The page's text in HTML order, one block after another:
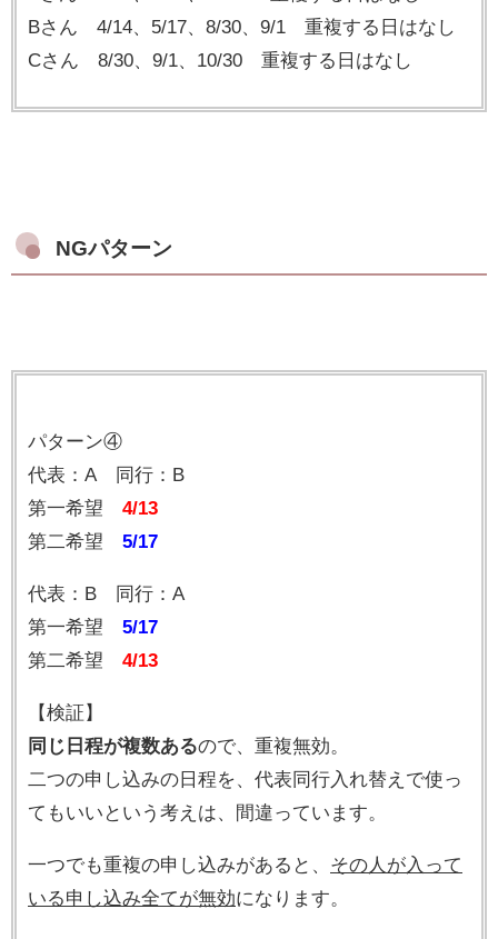
Bさん 4/14、5/17、8/30、9/1 重複する日はなし
Cさん 8/30、9/1、10/30 重複する日はなし
NGパターン
パターン④
代表：A 同行：B
第一希望 4/13
第二希望 5/17
代表：B 同行：A
第一希望 5/17
第二希望 4/13
【検証】
同じ日程が複数あるので、重複無効。
二つの申し込みの日程を、代表同行入れ替えで使っ
てもいいという考えは、間違っています。
一つでも重複の申し込みがあると、 その人が入って
いる申し込み全てが無効になります。